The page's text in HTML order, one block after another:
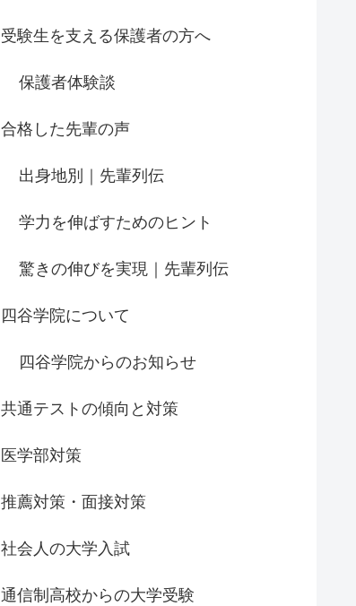
受験生を支える保護者の方へ
保護者体験談
合格した先輩の声
出身地別｜先輩列伝
学力を伸ばすためのヒント
驚きの伸びを実現｜先輩列伝
四谷学院について
四谷学院からのお知らせ
共通テストの傾向と対策
医学部対策
推薦対策・面接対策
社会人の大学入試
通信制高校からの大学受験